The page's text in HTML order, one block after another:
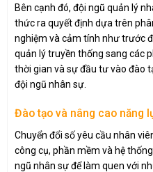
Bên cạnh đó, đội ngũ quản lý
thức ra quyết định dựa trên
nghiệm và cảm tính như trước
quản lý truyền thống sang các
thời gian và sự đầu tư vào đào
đội ngũ nhân sự.
Đào tạo và nâng cao năng
Chuyển đổi số yêu cầu nhân
công cụ, phần mềm và hệ
ngũ nhân sự để làm quen với